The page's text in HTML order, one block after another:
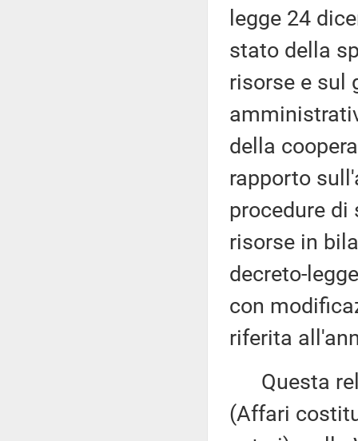
legge 24
stato della
risorse e sul
della
rapporto
procedure di
risorse in
decreto-
con
riferita
Questa
(Affari